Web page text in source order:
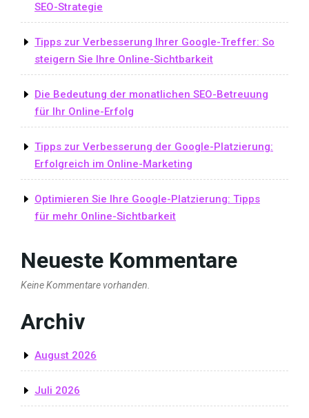
SEO-Strategie
Tipps zur Verbesserung Ihrer Google-Treffer: So
steigern Sie Ihre Online-Sichtbarkeit
Die Bedeutung der monatlichen SEO-Betreuung
für Ihr Online-Erfolg
Tipps zur Verbesserung der Google-Platzierung:
Erfolgreich im Online-Marketing
Optimieren Sie Ihre Google-Platzierung: Tipps
für mehr Online-Sichtbarkeit
Neueste Kommentare
Keine Kommentare vorhanden.
Archiv
August 2026
Juli 2026